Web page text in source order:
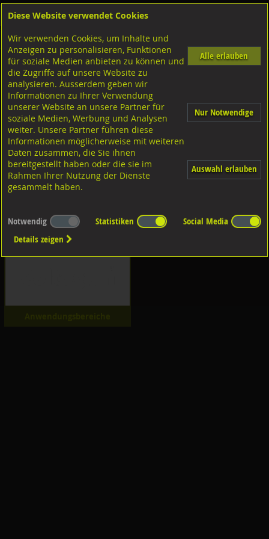
Shop Chemische Produkte Coltogum Dichten/Schäumen/Kleben
Diverse Produkte Coltogum
Dichten Schäumen
Diese Website verwendet Cookies
Wir verwenden Cookies, um Inhalte und
Anzeigen zu personalisieren, Funktionen
für soziale Medien anbieten zu können und
die Zugriffe auf unsere Website zu
analysieren. Ausserdem geben wir
Informationen zu Ihrer Verwendung
unserer Website an unsere Partner für
soziale Medien, Werbung und Analysen
weiter. Unsere Partner führen diese
Informationen möglicherweise mit weiteren
Daten zusammen, die Sie ihnen
bereitgestellt haben oder die sie im
Rahmen Ihrer Nutzung der Dienste
gesammelt haben.
Alle erlauben
Nur Notwendige
Auswahl erlauben
Notwendig Statistiken
Social Media
Details zeigen